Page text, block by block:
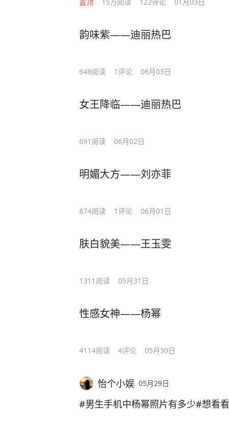
韵味紫——迪丽热巴
648阅读 1评论 06月03日
女王降临——迪丽热巴
691 阅读 06月02日
明媚大方——刘亦菲
874阅读 1评论 06月01日
肤白貌美——王玉雯
1311 阅读 05月31日
性感女神——杨幂
4114阅读 4评论 05月30日
怡个小娱 05月29日
#男生手机中杨幂照片有多少#想看